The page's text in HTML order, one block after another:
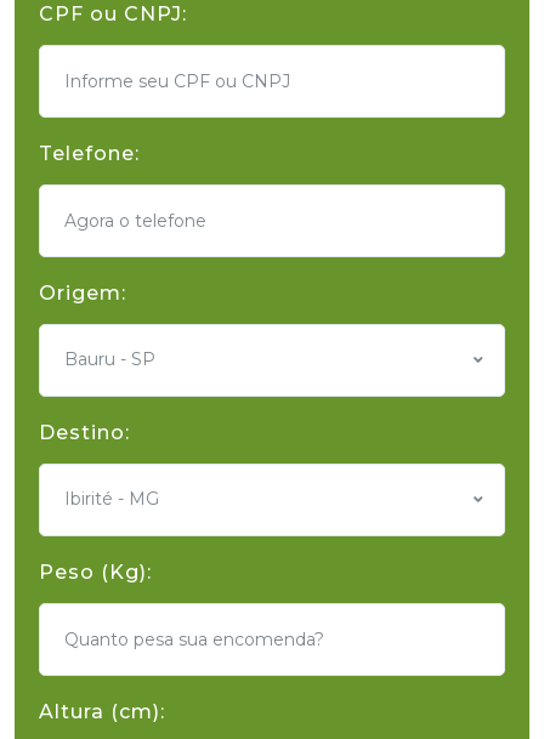
CPF ou CNPJ:
Telefone:
Origem:
Bauru - SP
Destino:
Ibirité - MG
Peso (Kg):
Altura (cm):